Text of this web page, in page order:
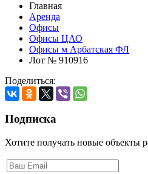
Главная
Аренда
Офисы
Офисы ЦАО
Офисы м Арбатская ФЛ
Лот № 910916
Поделиться:
Подписка
Хотите получать новые объекты